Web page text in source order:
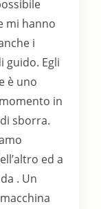
mi hanno
i
guido. Egli
è uno
in
sborra.
ed a
. Un